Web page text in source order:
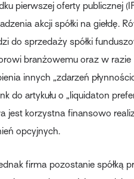
pierwszej oferty publicznej
akcji spółki na giełdę.
do sprzedaży spółki
branżowemu oraz w razie
innych „zdarzeń
do artykułu o „liquidaton
jest korzystna finansowo
opcyjnych.
firma pozostanie spółką